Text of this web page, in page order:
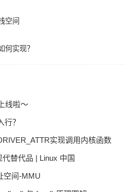
空间
何实现？
线啦～
？
实现调用内核函数
替代品 | Linux 中国
空间-MMU